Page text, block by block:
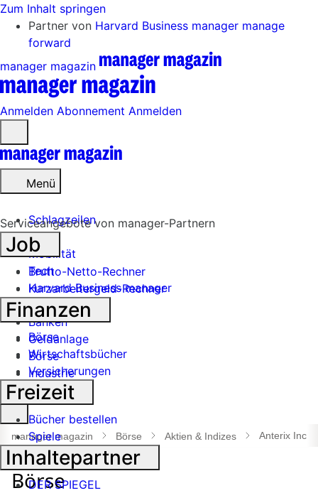
Zum Inhalt springen
Partner von Harvard Business manager manage
forward
manager magazin
Anmelden Abonnement Anmelden
öffnen
Menü
Schlagzeilen
Mobilität
Tech
Harvard Business manager
Handel
Banken
Geldanlage
Börse
Industrie
Suche
öffnen
manager magazin Börse Aktien & Indizes Anterix Inc
Serviceangebote von manager-Partnern
Job
Brutto-Netto-Rechner
Kurzarbeitergeld-Rechner
Finanzen
Börse
Wirtschaftsbücher
Versicherungen
Freizeit
Bücher bestellen
Spiele
Inhaltepartner
DER SPIEGEL